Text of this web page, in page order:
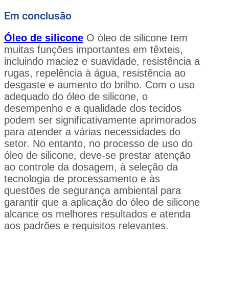
Em conclusão
Óleo de silicone O óleo de silicone tem
muitas funções importantes em têxteis,
incluindo maciez e suavidade, resistência a
rugas, repelência à água, resistência ao
desgaste e aumento do brilho. Com o uso
adequado do óleo de silicone, o
desempenho e a qualidade dos tecidos
podem ser significativamente aprimorados
para atender a várias necessidades do
setor. No entanto, no processo de uso do
óleo de silicone, deve-se prestar atenção
ao controle da dosagem, à seleção da
tecnologia de processamento e às
questões de segurança ambiental para
garantir que a aplicação do óleo de silicone
alcance os melhores resultados e atenda
aos padrões e requisitos relevantes.